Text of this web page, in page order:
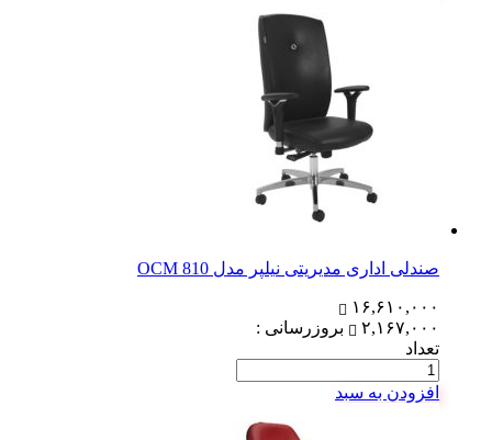
صندلی اداری مدیریتی نیلپر مدل OCM 810
۱۶,۶۱۰,۰۰۰
۲,۱۶۷,۰۰۰
بروزرسانی :
تعداد
افزودن به سبد